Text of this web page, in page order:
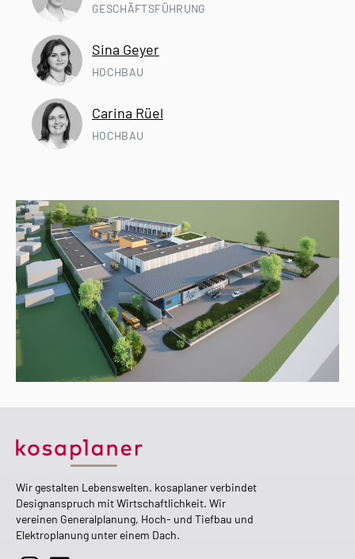
GESCHÄFTSFÜHRUNG
Sina Geyer
HOCHBAU
Carina Rüel
HOCHBAU
Wir gestalten Lebenswelten. kosaplaner verbindet
Designanspruch mit Wirtschaftlichkeit. Wir
vereinen Generalplanung, Hoch- und Tiefbau und
Elektroplanung unter einem Dach.